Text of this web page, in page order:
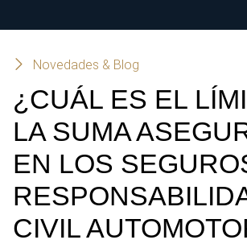
Novedades & Blog
¿CUÁL ES EL
LA SUMA
EN LOS
CIVIL